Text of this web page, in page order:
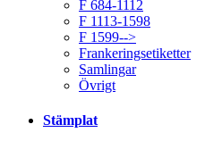
F 684-1112
F 1113-1598
F 1599-->
Frankeringsetiketter
Samlingar
Övrigt
Stämplat